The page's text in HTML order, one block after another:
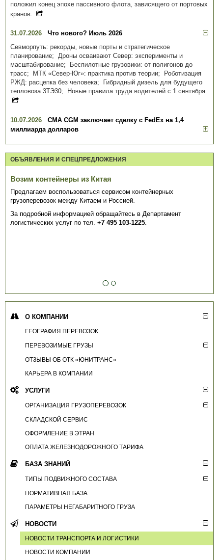
положил конец эпохе пассивного флота, зависящего от портовых
кранов.
31.07.2026
Что нового? Июль 2026
Севморпуть: рекорды, новые порты и стратегическое
планирование; Дроны осваивают Север: эксперименты и
масштабирование; Беспилотные грузовики: от полигонов до
трасс; МТК «Север-Юг»: практика против теории; Роботизация
РЖД: расцепка без человека; Гибридный дизель для будущего
тепловоза 3ТЭ30; Новые правила труда водителей с 1 сентября.
10.07.2026
CMA CGM заключает сделку с FedEx на 1,4
миллиарда долларов
ОБЪЯВЛЕНИЯ И СПЕЦПРЕДЛОЖЕНИЯ
Возим контейнеры из Китая
Предлагаем воспользоваться сервисом контейнерных
грузоперевозок между Китаем и Россией.
За подробной информацией обращайтесь в Департамент
логистических услуг по тел. +7 495 103-1225.
О КОМПАНИИ
ГЕОГРАФИЯ ПЕРЕВОЗОК
ПЕРЕВОЗИМЫЕ ГРУЗЫ
ОТЗЫВЫ ОБ ОТК «ЮНИТРАНС»
КАРЬЕРА В КОМПАНИИ
УСЛУГИ
ОРГАНИЗАЦИЯ ГРУЗОПЕРЕВОЗОК
СКЛАДСКОЙ СЕРВИС
ОФОРМЛЕНИЕ В ЭТРАН
ОПЛАТА ЖЕЛЕЗНОДОРОЖНОГО ТАРИФА
БАЗА ЗНАНИЙ
ТИПЫ ПОДВИЖНОГО СОСТАВА
НОРМАТИВНАЯ БАЗА
ПАРАМЕТРЫ НЕГАБАРИТНОГО ГРУЗА
НОВОСТИ
НОВОСТИ ТРАНСПОРТА И ЛОГИСТИКИ
НОВОСТИ КОМПАНИИ